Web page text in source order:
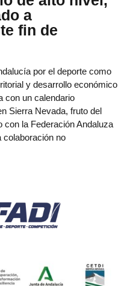
a
fin de
por el deporte como
y desarrollo económico
con un calendario
Sierra Nevada, fruto del
la Federación Andaluza
colaboración no